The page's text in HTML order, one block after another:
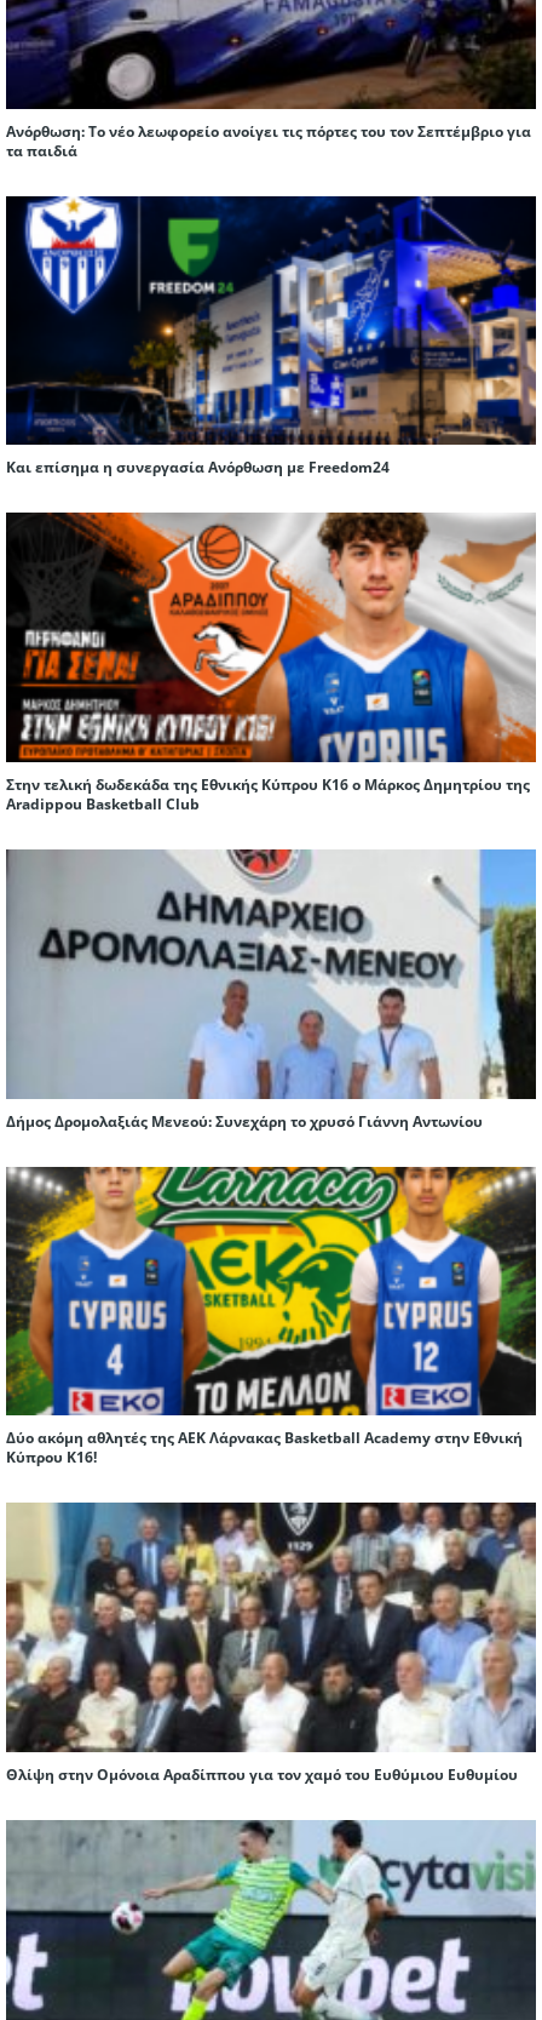
Ανόρθωση: Το νέο λεωφορείο ανοίγει τις πόρτες του τον Σεπτέμβριο για
τα παιδιά
Και επίσημα η συνεργασία Ανόρθωση με Freedom24
Στην τελική δωδεκάδα της Εθνικής Κύπρου Κ16 ο Μάρκος Δημητρίου της
Aradippou Basketball Club
Δήμος Δρομολαξιάς Μενεού: Συνεχάρη το χρυσό Γιάννη Αντωνίου
Δύο ακόμη αθλητές της ΑΕΚ Λάρνακας Basketball Academy στην Εθνική
Κύπρου Κ16!
Θλίψη στην Ομόνοια Αραδίππου για τον χαμό του Ευθύμιου Ευθυμίου